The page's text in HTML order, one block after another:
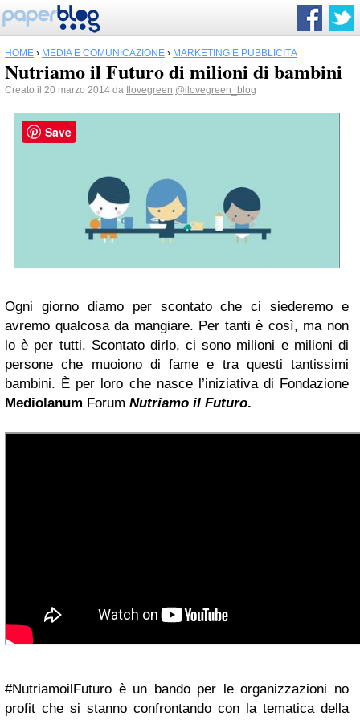
HOME › MEDIA E COMUNICAZIONE › MARKETING E PUBBLICITÀ
Nutriamo il Futuro di milioni di bambini
Creato il 20 marzo 2014 da Ilovegreen @ilovegreen_blog
Ogni giorno diamo per scontato che ci siederemo e
avremo qualcosa da mangiare. Per tanti è così, ma non
lo è per tutti. Scontato dirlo, ci sono milioni e milioni di
persone che muoiono di fame e tra questi tantissimi
bambini. È per loro che nasce l’iniziativa di Fondazione
Mediolanum Forum Nutriamo il Futuro.
#NutriamoilFuturo è un bando per le organizzazioni no
profit che si stanno confrontando con la tematica della
Save